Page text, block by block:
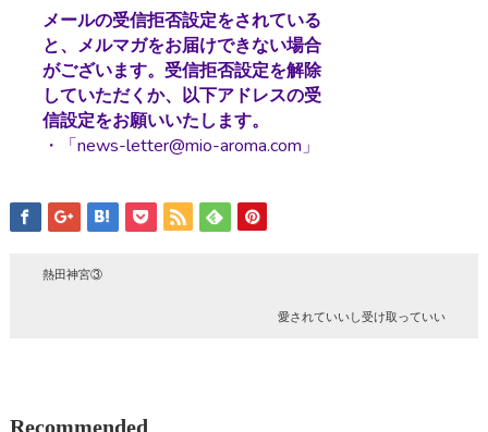
メールの受信拒否設定をされている
と、メルマガをお届けできない場合
がございます。受信拒否設定を解除
していただくか、以下アドレスの受
信設定をお願いいたします。
・「news-letter@mio-aroma.com」
熱田神宮③
愛されていいし受け取っていい
Recommended